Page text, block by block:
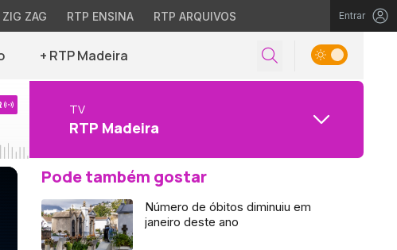
ZIG ZAG RTP ENSINA RTP ARQUIVOS Entrar
+ RTP Madeira
TV
RTP Madeira
Pode também gostar
Número de óbitos diminuiu em
janeiro deste ano